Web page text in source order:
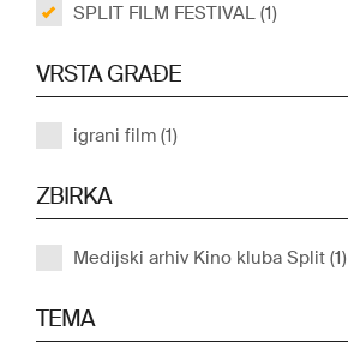
SPLIT FILM FESTIVAL (1)
VRSTA GRAĐE
igrani film (1)
ZBIRKA
Medijski arhiv Kino kluba Split (1)
TEMA